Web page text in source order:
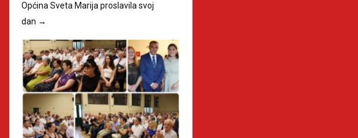
Općina Sveta Marija proslavila svoj
dan →